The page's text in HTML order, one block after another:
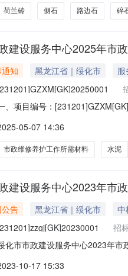
荷兰砖 侧石 路边石 碎
建设服务中心2025年市
知 黑龙江省｜绥化市 服
、项目编号：
养护工作所需材料及人工采购):
05-07 14:36
市政维修养护工作所需材料 水泥
建设服务中心2023年市
告 黑龙江省｜绥化市
中
招
化市市政建设服务中心2023年
服务中心地址：绥化市太平东路
10-17 15:33